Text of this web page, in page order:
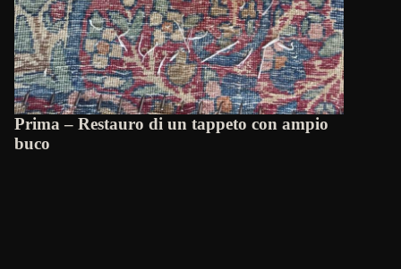
Prima – Restauro di un tappeto con ampio
buco